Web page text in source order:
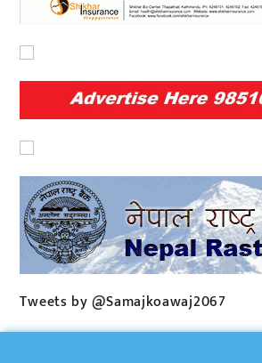
Tweets by @Samajkoawaj2067